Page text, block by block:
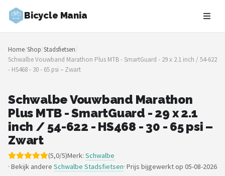
Bicycle Mania
Zoeken
NAVIGATIE
Shop
Merken
Blog
Fietsroutes
Kinderfietsen
Home/Shop/Stadsfietsen/
Schwalbe Vouwband Marathon Plus MTB - SmartGuard - 29 x 2.1 inch / 54-622
- HS468 - 30 - 65 psi – Zwart
Schwalbe Vouwband Marathon
Plus MTB - SmartGuard - 29 x 2.1
inch / 54-622 - HS468 - 30 - 65 psi –
Zwart
(5,0/5)Merk: Schwalbe
· Bekijk andere Schwalbe Stadsfietsen· Prijs bijgewerkt op 05-08-2026